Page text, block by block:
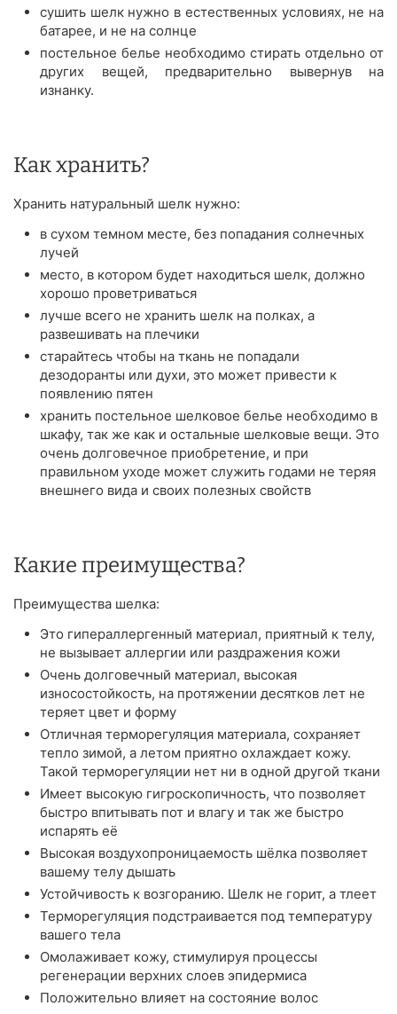
сушить шелк нужно в естественных условиях, не на
батарее, и не на солнце
постельное белье необходимо стирать отдельно от
других вещей, предварительно вывернув на
изнанку.
Как хранить?
Хранить натуральный шелк нужно:
в сухом темном месте, без попадания солнечных
лучей
место, в котором будет находиться шелк, должно
хорошо проветриваться
лучше всего не хранить шелк на полках, а
развешивать на плечики
старайтесь чтобы на ткань не попадали
дезодоранты или духи, это может привести к
появлению пятен
хранить постельное шелковое белье необходимо в
шкафу, так же как и остальные шелковые вещи. Это
очень долговечное приобретение, и при
правильном уходе может служить годами не теряя
внешнего вида и своих полезных свойств
Какие преимущества?
Преимущества шелка:
Это гипераллергенный материал, приятный к телу,
не вызывает аллергии или раздражения кожи
Очень долговечный материал, высокая
износостойкость, на протяжении десятков лет не
теряет цвет и форму
Отличная терморегуляция материала, сохраняет
тепло зимой, а летом приятно охлаждает кожу.
Такой терморегуляции нет ни в одной другой ткани
Имеет высокую гигроскопичность, что позволяет
быстро впитывать пот и влагу и так же быстро
испарять её
Высокая воздухопроницаемость шёлка позволяет
вашему телу дышать
Устойчивость к возгоранию. Шелк не горит, а тлеет
Терморегуляция подстраивается под температуру
вашего тела
Омолаживает кожу, стимулируя процессы
регенерации верхних слоев эпидермиса
Положительно влияет на состояние волос